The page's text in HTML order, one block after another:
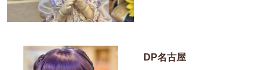
DP名古屋